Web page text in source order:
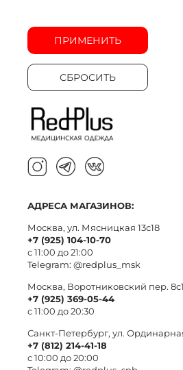
ПРИМЕНИТЬ
СБРОСИТЬ
АДРЕСА МАГАЗИНОВ:
Москва, ул. Мясницкая 13с18
+7 (925) 104-10-70
с 11:00 до 21:00
Telegram: @redplus_msk
Москва, Воротниковский пер. 8c1
+7 (925) 369-05-44
с 11:00 до 20:30
Санкт-Петербург, ул.
+7 (812) 214-41-18
с 10:00 до 20:00